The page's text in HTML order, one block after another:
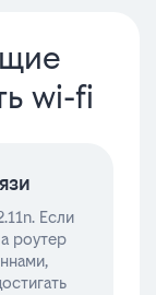
wi-fi
Если
роутер